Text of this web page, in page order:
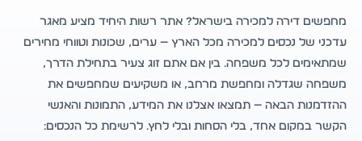
מחפשים דירה למכירה בישראל? אתר רשות היחיד מציע מאגר
עדכני של נכסים למכירה מכל הארץ — ערים, שכונות וטווחי מחירים
שמתאימים לכל משפחה. בין אם אתם זוג צעיר בתחילת הדרך,
משפחה שגדלה ומחפשת מרחב, או משקיעים שמחפשים את
ההזדמנות הבאה — תמצאו אצלנו את המידע, התמונות והאנשי
הקשר במקום אחד, בלי הסחות ובלי לחץ. לרשימת כל הנכסים: